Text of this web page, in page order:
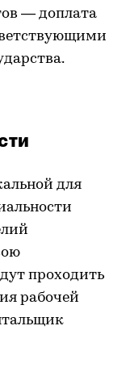
— доплата
для
проходить
рабочей